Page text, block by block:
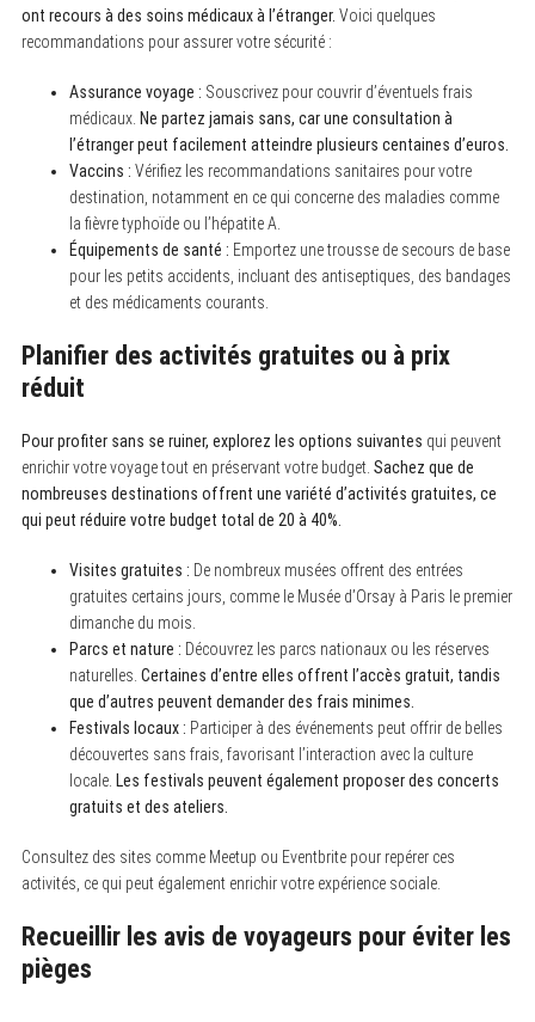
ont recours à des soins médicaux à l’étranger. Voici quelques
recommandations pour assurer votre sécurité :
Assurance voyage : Souscrivez pour couvrir d’éventuels frais
médicaux. Ne partez jamais sans, car une consultation à
l’étranger peut facilement atteindre plusieurs centaines d’euros.
Vaccins : Vérifiez les recommandations sanitaires pour votre
destination, notamment en ce qui concerne des maladies comme
la fièvre typhoïde ou l’hépatite A.
Équipements de santé : Emportez une trousse de secours de base
pour les petits accidents, incluant des antiseptiques, des bandages
et des médicaments courants.
Planifier des activités gratuites ou à prix
réduit
Pour profiter sans se ruiner, explorez les options suivantes qui peuvent
enrichir votre voyage tout en préservant votre budget. Sachez que de
nombreuses destinations offrent une variété d’activités gratuites, ce
qui peut réduire votre budget total de 20 à 40%.
Visites gratuites : De nombreux musées offrent des entrées
gratuites certains jours, comme le Musée d’Orsay à Paris le premier
dimanche du mois.
Parcs et nature : Découvrez les parcs nationaux ou les réserves
naturelles. Certaines d’entre elles offrent l’accès gratuit, tandis
que d’autres peuvent demander des frais minimes.
Festivals locaux : Participer à des événements peut offrir de belles
découvertes sans frais, favorisant l’interaction avec la culture
locale. Les festivals peuvent également proposer des concerts
gratuits et des ateliers.
Consultez des sites comme Meetup ou Eventbrite pour repérer ces
activités, ce qui peut également enrichir votre expérience sociale.
Recueillir les avis de voyageurs pour éviter les
pièges